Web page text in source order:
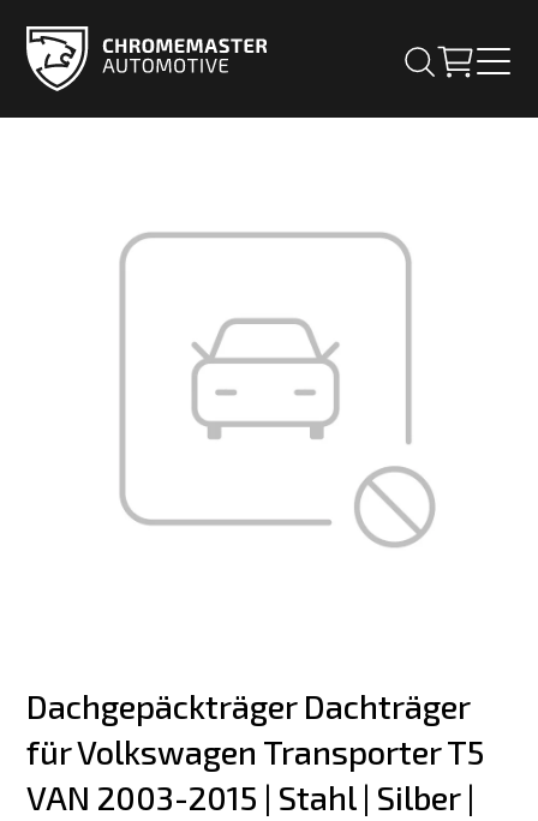
Dachgepäckträger Dachträger
für Volkswagen Transporter T5
VAN 2003-2015 | Stahl | Silber |